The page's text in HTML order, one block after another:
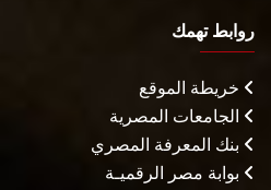
روابط تهمك
خريطة الموقع
الجامعات المصرية
بنك المعرفة المصري
بوابة مصر الرقميـة